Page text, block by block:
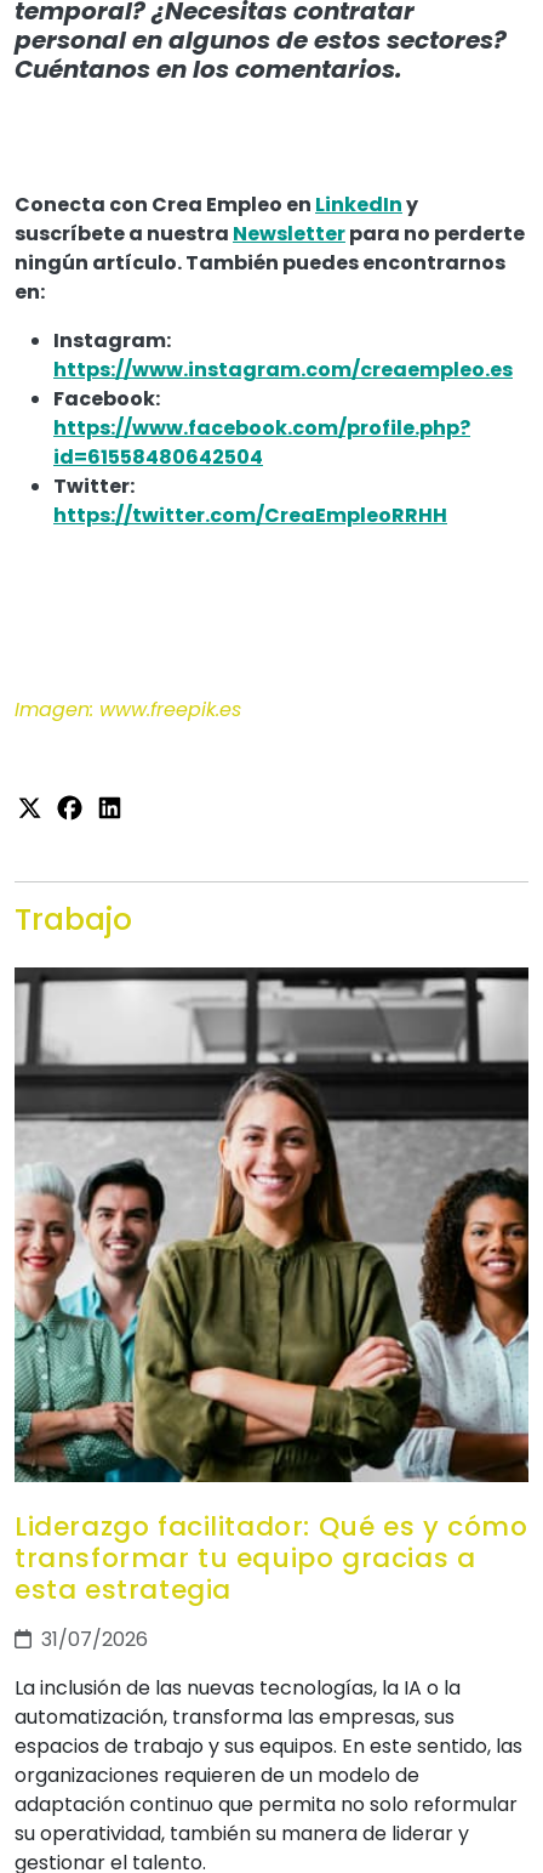
temporal? ¿Necesitas contratar
personal en algunos de estos sectores?
Cuéntanos en los comentarios.
Conecta con Crea Empleo en LinkedIny
suscríbete a nuestra Newsletterpara no perderte
ningún artículo. También puedes encontrarnos
en:
Instagram:
https://www.instagram.com/creaempleo.es
Facebook:
https://www.facebook.com/profile.php?
id=61558480642504
Twitter:
https://twitter.com/CreaEmpleoRRHH
Imagen: www.freepik.es
Trabajo
Liderazgo facilitador: Qué es y cómo
transformar tu equipo gracias a
esta estrategia
31/07/2026
La inclusión de las nuevas tecnologías, la IA o la
automatización, transforma las empresas, sus
espacios de trabajo y sus equipos. En este sentido, las
organizaciones requieren de un modelo de
adaptación continuo que permita no solo reformular
su operatividad, también su manera de liderar y
gestionar el talento.